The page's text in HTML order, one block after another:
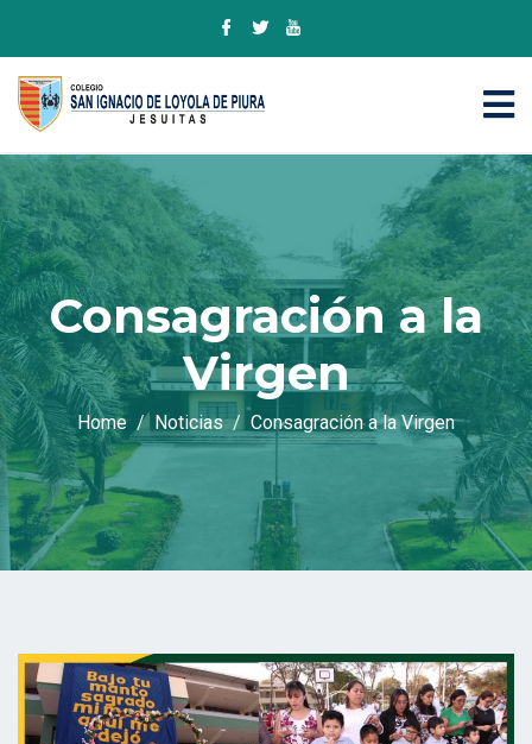
Consagración a la
Virgen
Home Noticias Consagración a la Virgen